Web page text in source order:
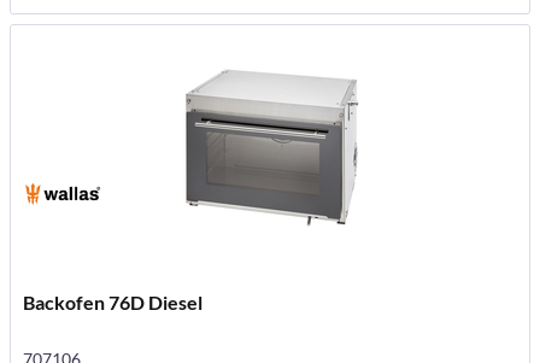
Backofen 76D Diesel